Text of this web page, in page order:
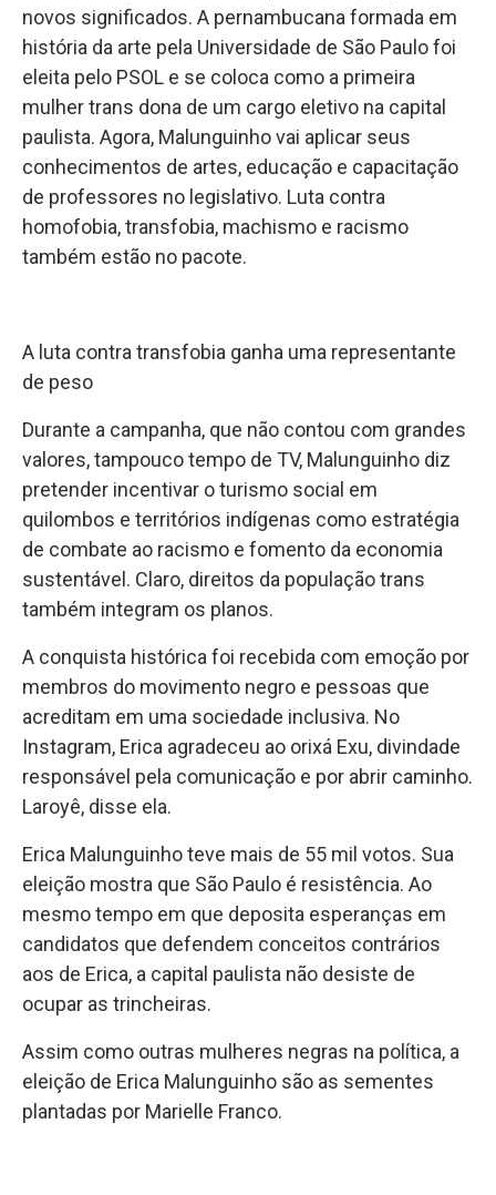
novos significados. A pernambucana formada em
história da arte pela Universidade de São Paulo foi
eleita pelo PSOL e se coloca como a primeira
mulher trans dona de um cargo eletivo na capital
paulista. Agora, Malunguinho vai aplicar seus
conhecimentos de artes, educação e capacitação
de professores no legislativo. Luta contra
homofobia, transfobia, machismo e racismo
também estão no pacote.
A luta contra transfobia ganha uma representante
de peso
Durante a campanha, que não contou com grandes
valores, tampouco tempo de TV, Malunguinho diz
pretender incentivar o turismo social em
quilombos e territórios indígenas como estratégia
de combate ao racismo e fomento da economia
sustentável. Claro, direitos da população trans
também integram os planos.
A conquista histórica foi recebida com emoção por
membros do movimento negro e pessoas que
acreditam em uma sociedade inclusiva. No
Instagram, Erica agradeceu ao orixá Exu, divindade
responsável pela comunicação e por abrir caminho.
Laroyê, disse ela.
Erica Malunguinho teve mais de 55 mil votos. Sua
eleição mostra que São Paulo é resistência. Ao
mesmo tempo em que deposita esperanças em
candidatos que defendem conceitos contrários
aos de Erica, a capital paulista não desiste de
ocupar as trincheiras.
Assim como outras mulheres negras na política, a
eleição de Erica Malunguinho são as sementes
plantadas por Marielle Franco.